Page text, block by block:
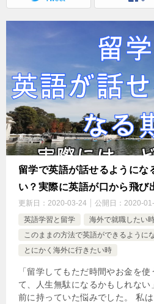
留学で英語が話せるようにな
い？実際に英語が口から飛び
更新日： 2020-03-24 公開日： 2020-
英語学習と留学
海外で就職したい
このままの方法で英語ができるように
とにかく海外に行きたい時
「留学してもただ時間やお金を
て、人生無駄になるかもしれな
前に持っていた悩みでした。 私